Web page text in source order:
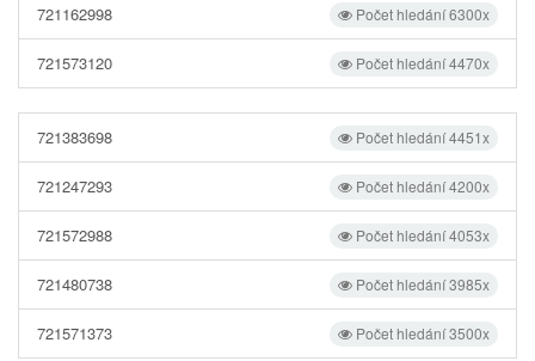
Počet hledání 6300x
721162998
Počet hledání 4470x
721573120
Počet hledání 4451x
721383698
Počet hledání 4200x
721247293
Počet hledání 4053x
721572988
Počet hledání 3985x
721480738
Počet hledání 3500x
721571373